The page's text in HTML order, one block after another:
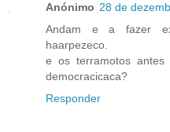
Anónimo 28 de
Andam e a fazer
haarpezeco.
e os terramotos
democracicaca?
Responder